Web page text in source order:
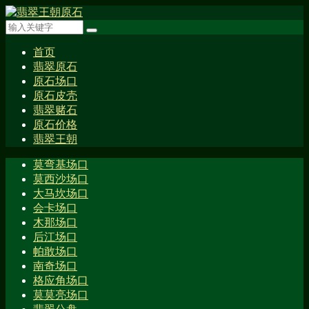
首页
翡翠原石
原石场口
原石皮壳
翡翠赌石
原石价格
翡翠王朝
莫弯基场口
莫西沙场口
大马坎场口
会卡场口
木那场口
后江场口
帕敢场口
南奇场口
格应角场口
莫莫亮场口